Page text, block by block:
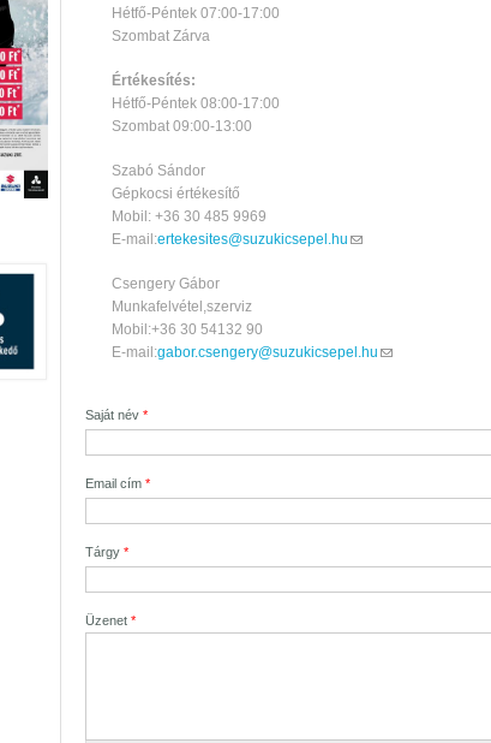
Hétfő-Péntek 07:00-17:00
Szombat Zárva
Értékesítés:
Hétfő-Péntek 08:00-17:00
Szombat 09:00-13:00
Szabó Sándor
Gépkocsi értékesítő
Mobil: +36 30 485 9969
E-mail:ertekesites@suzukicsepel.hu (link sends e-mail)
Csengery Gábor
Munkafelvétel,szerviz
Mobil:+36 30 54132 90
E-mail:gabor.csengery@suzukicsepel.hu (link sends e-mail)
Saját név *
Email cím *
Tárgy *
Üzenet *